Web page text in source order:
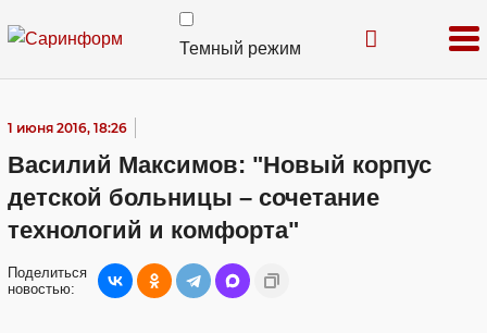
Темный режим
1 июня 2016, 18:26
Василий Максимов: "Новый корпус
детской больницы – сочетание
технологий и комфорта"
Поделиться
новостью: